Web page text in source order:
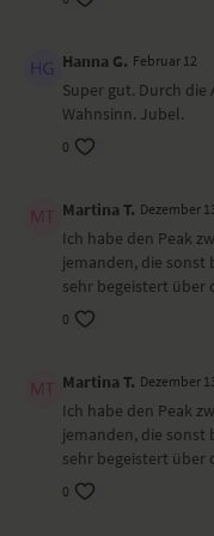
Besondere Yoga-
Haltung des Kindes –
Vierfüßlerstand
Seitstütz-Variation –
Core-Übung mit
Dynamischer
Haltung des Kindes
Herabschauender
Brett
Kobra – Bhujangasana
Dreieck – Trikonasana
Halbmond – Ardha
Stehender Spagat –
Gedrehter Winkel –
Pyramide mit
Gebeugter Halbmond
Hanna G. Februar 12
Super gut. Durch
Wahnsinn. Jubel.
0
Martina T. Dezember
Ich habe den Peak
jemanden, die sonst
sehr begeistert über
0
Martina T. Dezember
Ich habe den Peak
jemanden, die sonst
sehr begeistert über
0